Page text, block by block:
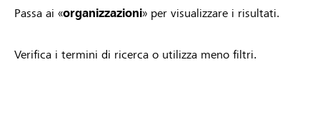
Passa ai «organizzazioni» per visualizzare i risultati.
Verifica i termini di ricerca o utilizza meno filtri.